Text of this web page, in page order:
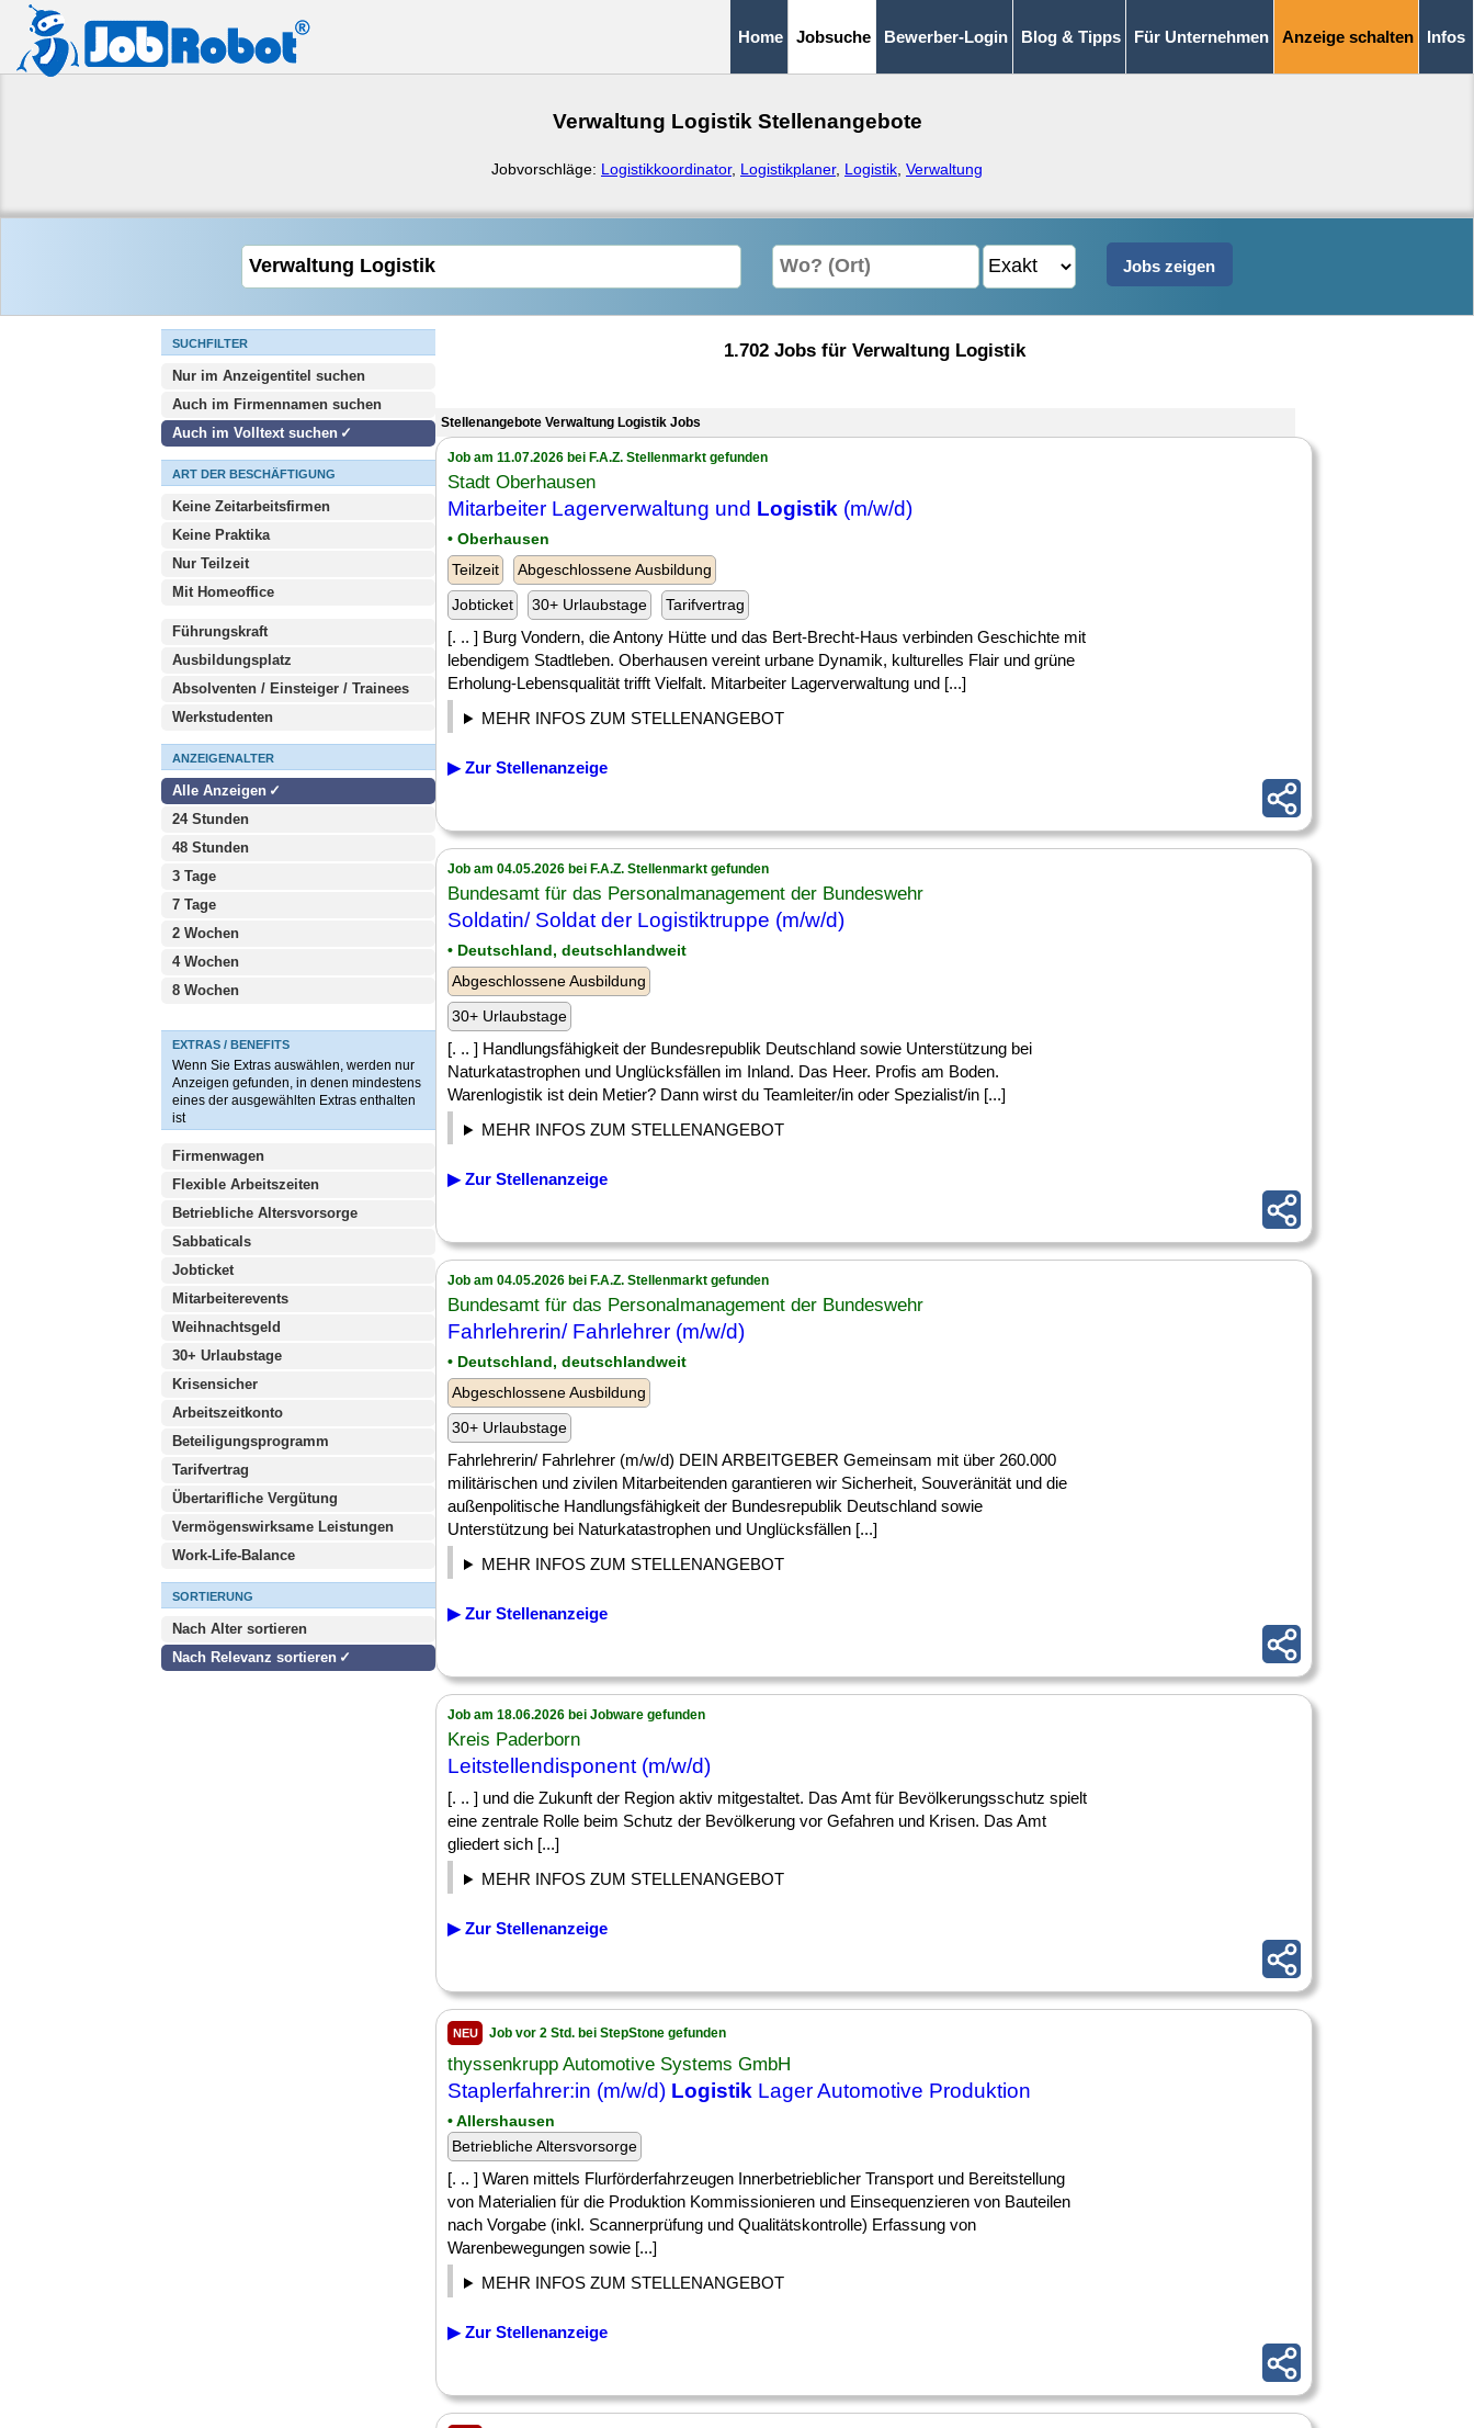
Home Jobsuche Bewerber-Login Blog & Tipps Für Unternehmen Anzeige schalten Infos
Verwaltung Logistik Stellenangebote
Jobvorschläge: Logistikkoordinator, Logistikplaner, Logistik Verwaltung
SUCHFILTER
Nur im Anzeigentitel suchen
Auch im Firmennamen suchen
Auch im Volltext suchen
ART DER BESCHÄFTIGUNG
Keine Zeitarbeitsfirmen
Keine Praktika
Nur Teilzeit
Mit Homeoffice
Führungskraft
Ausbildungsplatz
Absolventen / Einsteiger / Trainees
Werkstudenten
ANZEIGENALTER
Alle Anzeigen
24 Stunden
48 Stunden
3 Tage
7 Tage
2 Wochen
4 Wochen
8 Wochen
EXTRAS / BENEFITS
Wenn Sie Extras auswählen, werden nur
Anzeigen gefunden, in denen mindestens
eines der ausgewählten Extras enthalten
ist
Firmenwagen
Flexible Arbeitszeiten
Betriebliche Altersvorsorge
Sabbaticals
Jobticket
Mitarbeiterevents
Weihnachtsgeld
30+ Urlaubstage
Krisensicher
Arbeitszeitkonto
Beteiligungsprogramm
Tarifvertrag
Übertarifliche Vergütung
Vermögenswirksame Leistungen
Work-Life-Balance
SORTIERUNG
Nach Alter sortieren
Nach Relevanz sortieren
1.702 Jobs für Verwaltung Logistik
Stellenangebote Verwaltung Logistik Jobs
Job am 11.07.2026 bei F.A.Z. Stellenmarkt gefunden
Stadt Oberhausen
Mitarbeiter Lagerverwaltung und Logistik (m/w/d)
• Oberhausen
Teilzeit
Abgeschlossene Ausbildung
Jobticket
30+ Urlaubstage Tarifvertrag
[. .. ] Burg Vondern, die Antony Hütte und das Bert-Brecht-Haus verbinden Geschichte mit
lebendigem Stadtleben. Oberhausen vereint urbane Dynamik, kulturelles Flair und grüne
Erholung-Lebensqualität trifft Vielfalt. Mitarbeiter Lagerverwaltung und [...]
MEHR INFOS ZUM STELLENANGEBOT
▶ Zur Stellenanzeige
Job am 04.05.2026 bei F.A.Z. Stellenmarkt gefunden
Bundesamt für das Personalmanagement der Bundeswehr
Soldatin/ Soldat der Logistiktruppe (m/w/d)
• Deutschland, deutschlandweit
Abgeschlossene Ausbildung
30+ Urlaubstage
[. .. ] Handlungsfähigkeit der Bundesrepublik Deutschland sowie Unterstützung bei
Naturkatastrophen und Unglücksfällen im Inland. Das Heer. Profis am Boden.
Warenlogistik ist dein Metier? Dann wirst du Teamleiter/in oder Spezialist/in [...]
MEHR INFOS ZUM STELLENANGEBOT
▶ Zur Stellenanzeige
Job am 04.05.2026 bei F.A.Z. Stellenmarkt gefunden
Bundesamt für das Personalmanagement der Bundeswehr
Fahrlehrerin/ Fahrlehrer (m/w/d)
• Deutschland, deutschlandweit
Abgeschlossene Ausbildung
30+ Urlaubstage
Fahrlehrerin/ Fahrlehrer (m/w/d) DEIN ARBEITGEBER Gemeinsam mit über 260.000
militärischen und zivilen Mitarbeitenden garantieren wir Sicherheit, Souveränität und die
außenpolitische Handlungsfähigkeit der Bundesrepublik Deutschland sowie
Unterstützung bei Naturkatastrophen und Unglücksfällen [...]
MEHR INFOS ZUM STELLENANGEBOT
▶ Zur Stellenanzeige
Job am 18.06.2026 bei Jobware gefunden
Kreis Paderborn
Leitstellendisponent (m/w/d)
[. .. ] und die Zukunft der Region aktiv mitgestaltet. Das Amt für Bevölkerungsschutz spielt
eine zentrale Rolle beim Schutz der Bevölkerung vor Gefahren und Krisen. Das Amt
gliedert sich [...]
MEHR INFOS ZUM STELLENANGEBOT
▶ Zur Stellenanzeige
NEU Job vor 2 Std. bei StepStone gefunden
thyssenkrupp Automotive Systems GmbH
Staplerfahrer:in (m/w/d) Logistik Lager Automotive Produktion
• Allershausen
Betriebliche Altersvorsorge
[. .. ] Waren mittels Flurförderfahrzeugen Innerbetrieblicher Transport und Bereitstellung
von Materialien für die Produktion Kommissionieren und Einsequenzieren von Bauteilen
nach Vorgabe (inkl. Scannerprüfung und Qualitätskontrolle) Erfassung von
Warenbewegungen sowie [...]
MEHR INFOS ZUM STELLENANGEBOT
▶ Zur Stellenanzeige